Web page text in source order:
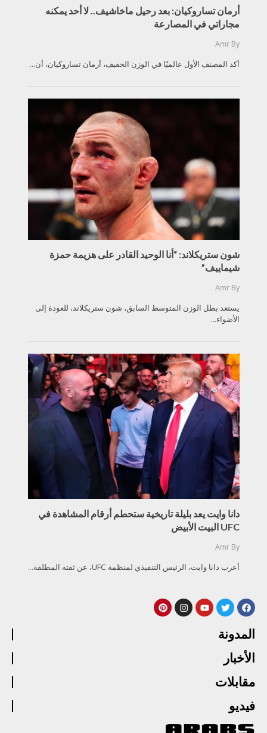
أرمان تساروكيان: بعد رحيل ماخاشيف.. لا أحد يمكنه
مجاراتي في المصارعة
By
Amr
أكد المصنف الأول عالميًا في الوزن الخفيف، أرمان تساروكيان، أن...
شون ستريكلاند: “أنا الوحيد القادر على هزيمة حمزة
شيماييف”
By
Amr
يستعد بطل الوزن المتوسط السابق، شون ستريكلاند، للعودة إلى
الأضواء...
دانا وايت يعد بليلة تاريخية ستحطم أرقام المشاهدة في
UFC البيت الأبيض
By
Amr
أعرب دانا وايت، الرئيس التنفيذي لمنظمة UFC، عن ثقته المطلقة...
المدونة
الأخبار
مقابلات
فيديو